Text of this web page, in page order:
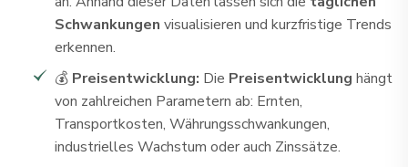
Schwankungen visualisieren und kurzfristige Trends
erkennen.
💰 Preisentwicklung: Die Preisentwicklung hängt
von zahlreichen Parametern ab: Ernten,
Transportkosten, Währungsschwankungen,
industrielles Wachstum oder auch Zinssätze.